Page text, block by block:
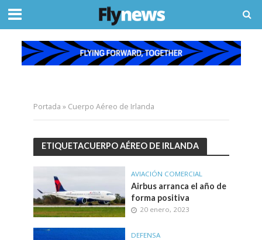
Portada » Cuerpo Aéreo de Irlanda
ETIQUETACUERPO AÉREO DE IRLANDA
AVIACIÓN COMERCIAL
Airbus arranca el año de
forma positiva
20 enero, 2023
DEFENSA